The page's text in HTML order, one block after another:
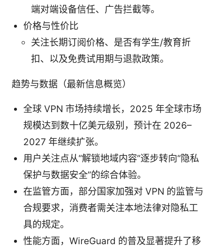
端对端设备信任、广告拦截等。
价格与性价比
关注长期订阅价格、是否有学生/教育折
扣、以及免费试用期与退款政策。
趋势与数据（最新信息概览）
全球 VPN 市场持续增长，2025 年全球市场
规模达到数十亿美元级别，预计在 2026–
2027 年继续扩张。
用户关注点从“解锁地域内容”逐步转向“隐私
保护与数据安全”的综合体验。
在监管方面，部分国家加强对 VPN 的监管与
合规要求，消费者需关注本地法律对隐私工
具的规定。
性能方面，WireGuard 的普及显著提升了移